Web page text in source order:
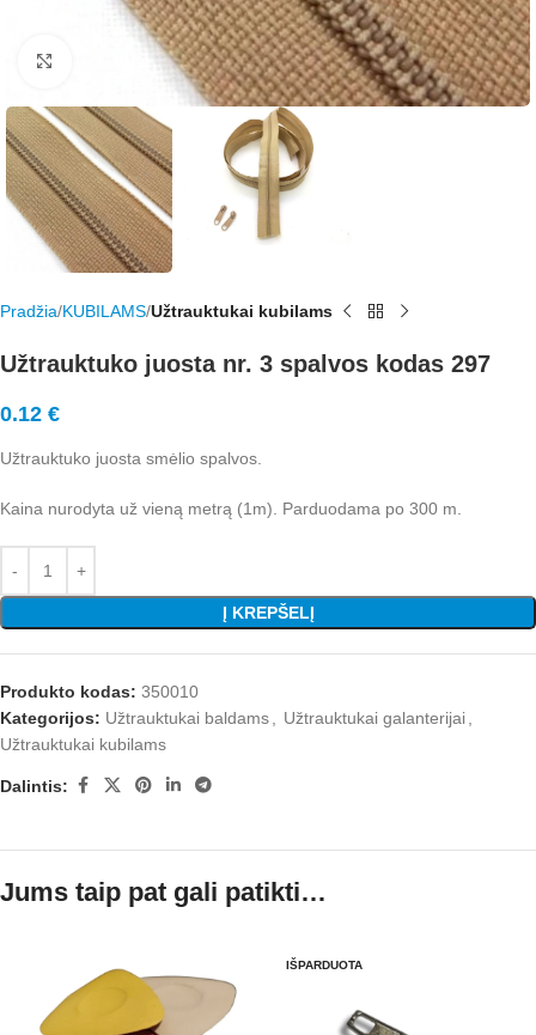
Rodyti nuotrauką visame ekrane
Pradžia KUBILAMS Užtrauktukai kubilams
Užtrauktuko juosta nr. 3 spalvos kodas 297
0.12 €
Užtrauktuko juosta smėlio spalvos.
Kaina nurodyta už vieną metrą (1m). Parduodama po 300 m.
Į KREPŠELĮ
Produkto kodas: 350010
Kategorijos: Užtrauktukai baldams, Užtrauktukai galanterijai,
Užtrauktukai kubilams
Dalintis:
Jums taip pat gali patikti…
IŠPARDUOTA